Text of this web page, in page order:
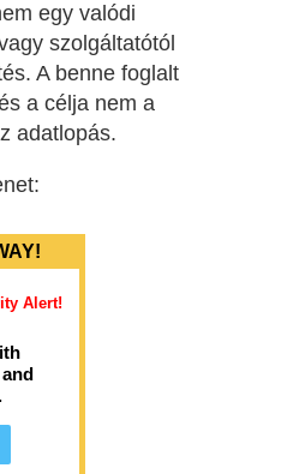
egy valódi
szolgáltatótól
A benne foglalt
a célja nem a
adatlopás.
Alert!